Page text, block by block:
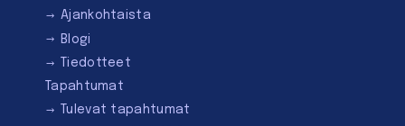
Ajankohtaista
Blogi
Tiedotteet
Tapahtumat
Tulevat tapahtumat